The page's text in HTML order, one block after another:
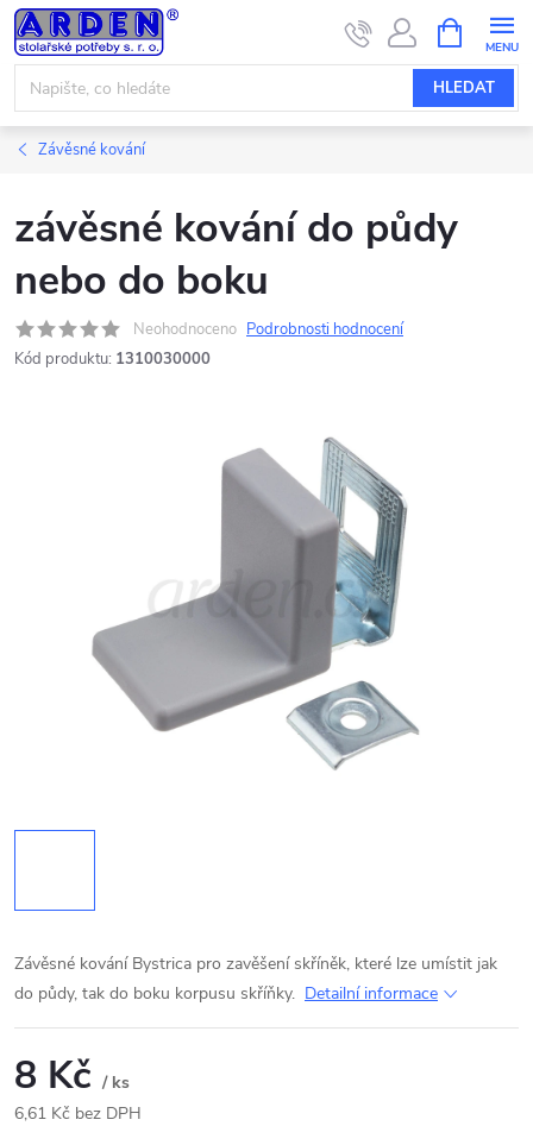
Přejít
na
obsah
HLEDAT
NÁKUPNÍ
KOŠÍK
Závěsné kování
závěsné kování do půdy
nebo do boku
Neohodnoceno Podrobnosti hodnocení
Kód produktu: 1310030000
Závěsné kování Bystrica pro zavěšení skříněk, které lze umístit jak
do půdy, tak do boku korpusu skříňky. Detailní informace
8 Kč / ks
6,61 Kč bez DPH